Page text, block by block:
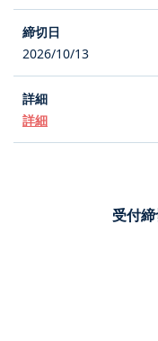
2026/10/13
詳細
受付